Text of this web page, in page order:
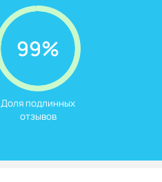
99%
Доля подлинных
отзывов